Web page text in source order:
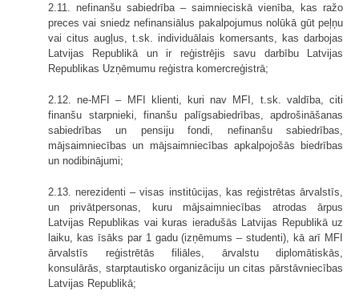
2.11. nefinanšu sabiedrība – saimnieciskā vienība, kas ražo
preces vai sniedz nefinansiālus pakalpojumus nolūkā gūt peļņu
vai citus augļus, t.sk. individuālais komersants, kas darbojas
Latvijas Republikā un ir reģistrējis savu darbību Latvijas
Republikas Uzņēmumu reģistra komercreģistrā;
2.12. ne-MFI – MFI klienti, kuri nav MFI, t.sk. valdība, citi
finanšu starpnieki, finanšu palīgsabiedrības, apdrošināšanas
sabiedrības un pensiju fondi, nefinanšu sabiedrības,
mājsaimniecības un mājsaimniecības apkalpojošās biedrības
un nodibinājumi;
2.13. nerezidenti – visas institūcijas, kas reģistrētas ārvalstīs,
un privātpersonas, kuru mājsaimniecības atrodas ārpus
Latvijas Republikas vai kuras ieradušās Latvijas Republikā uz
laiku, kas īsāks par 1 gadu (izņēmums – studenti), kā arī MFI
ārvalstīs reģistrētās filiāles, ārvalstu diplomātiskās,
konsulārās, starptautisko organizāciju un citas pārstāvniecības
Latvijas Republikā;